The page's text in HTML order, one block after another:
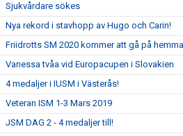
Sjukvårdare sökes
Nya rekord i stavhopp av Hugo och Carin!
Friidrotts SM 2020 kommer att gå på
Vanessa tvåa vid Europacupen i Slovakien
4 medaljer i IUSM i Västerås!
Veteran ISM 1-3 Mars 2019
JSM DAG 2 - 4 medaljer till!